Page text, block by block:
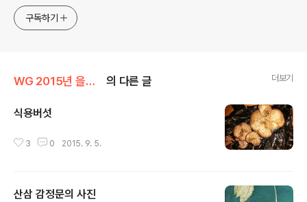
구독하기
WG 2015년 을미년 기록 의 다른 글 더보기
식용버섯
3 0 2015. 9. 5.
산삼 감정문의 사진